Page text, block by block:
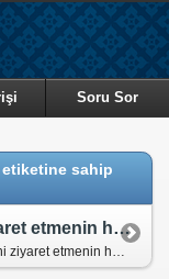
Soru Sor
sahip
Peygamberimizin (asm) kabrini ziyaret etmenin hükmü nedir?
Medine'de Peygamber Efendimizin (asm) kabrini ziyaret etmenin hükmü nedir?